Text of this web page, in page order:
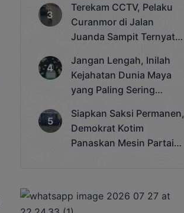
Cup 2025
Terekam CCTV, Pelaku
Curanmor di Jalan
Juanda Sampit Ternyata
Jangan Lengah, Inilah
Kejahatan Dunia Maya
yang Paling Sering
Siapkan Saksi Permanen,
Demokrat Kotim
Panaskan Mesin Partai